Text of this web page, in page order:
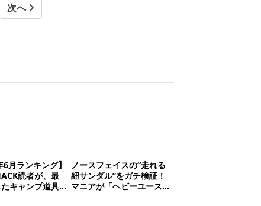
次へ
6月ランキング】
読者が、最
キャンプ道具
ノースフェイスの“走れる
紐サンダル”をガチ検証！
マニアが「ヘビーユース